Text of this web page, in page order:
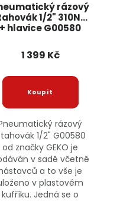
rázový
1/2" 310Nm
+ hlavice G00580
1 399 Kč
rázový
1/2" G00580
od značky GEKO je
v sadě včetně
a to vše je
v plastovém
kufříku. Jedná se o